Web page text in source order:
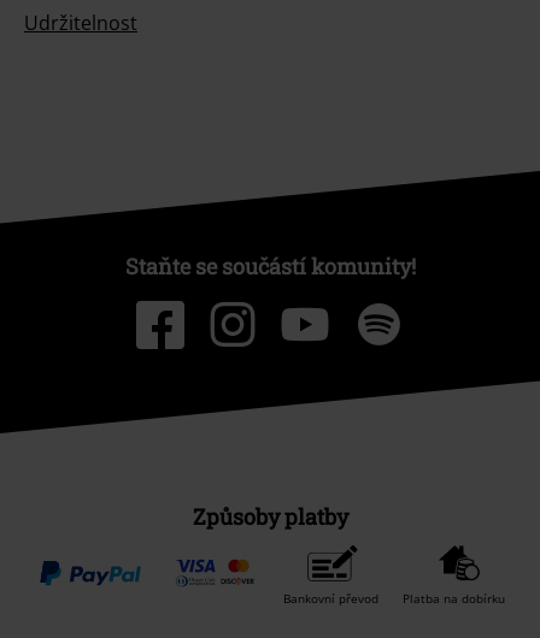
Udržitelnost
Staňte se součástí komunity!
Způsoby platby
Bankovní převod Platba na dobírku